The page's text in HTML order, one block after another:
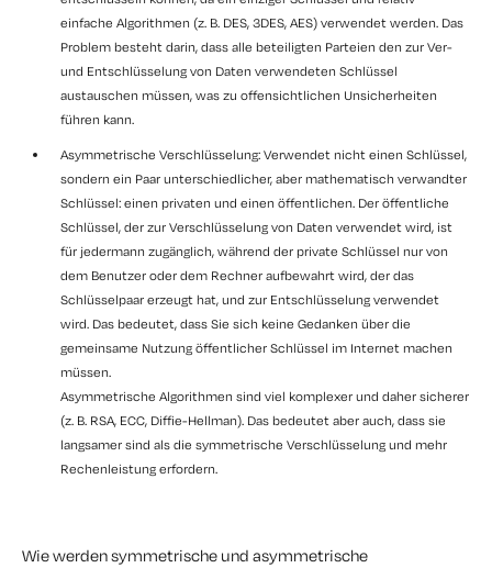
einfache Algorithmen (z. B. DES, 3DES, AES) verwendet werden. Das
Problem besteht darin, dass alle beteiligten Parteien den zur Ver-
und Entschlüsselung von Daten verwendeten Schlüssel
austauschen müssen, was zu offensichtlichen Unsicherheiten
führen kann.
Asymmetrische Verschlüsselung: Verwendet nicht einen Schlüssel,
sondern ein Paar unterschiedlicher, aber mathematisch verwandter
Schlüssel: einen privaten und einen öffentlichen. Der öffentliche
Schlüssel, der zur Verschlüsselung von Daten verwendet wird, ist
für jedermann zugänglich, während der private Schlüssel nur von
dem Benutzer oder dem Rechner aufbewahrt wird, der das
Schlüsselpaar erzeugt hat, und zur Entschlüsselung verwendet
wird. Das bedeutet, dass Sie sich keine Gedanken über die
gemeinsame Nutzung öffentlicher Schlüssel im Internet machen
müssen.
Asymmetrische Algorithmen sind viel komplexer und daher sicherer
(z. B. RSA, ECC, Diffie-Hellman). Das bedeutet aber auch, dass sie
langsamer sind als die symmetrische Verschlüsselung und mehr
Rechenleistung erfordern.
Wie werden symmetrische und asymmetrische